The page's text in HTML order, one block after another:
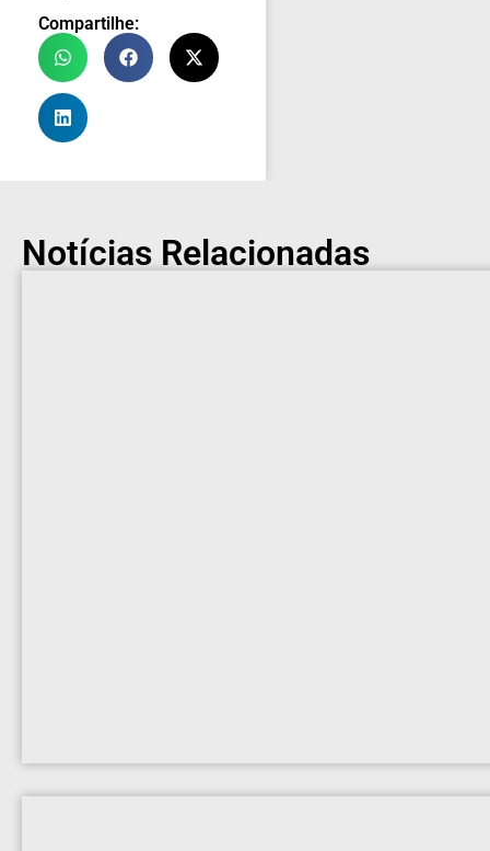
Compartilhe:
Notícias Relacionadas